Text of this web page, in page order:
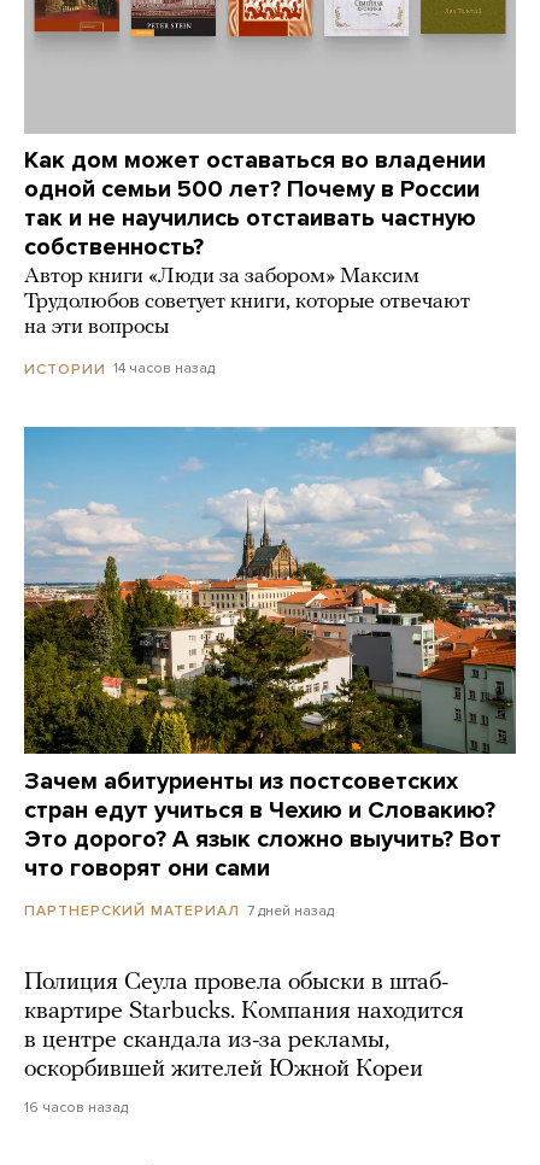
Как дом может оставаться во владении
одной семьи 500 лет? Почему в России
так и не научились отстаивать частную
собственность?
Автор книги «Люди за забором» Максим
Трудолюбов советует книги, которые отвечают
на эти вопросы
ИСТОРИИ 14 часов назад
Зачем абитуриенты из постсоветских
стран едут учиться в Чехию и Словакию?
Это дорого? А язык сложно выучить? Вот
что говорят они сами
ПАРТНЕРСКИЙ МАТЕРИАЛ 7 дней назад
Полиция Сеула провела обыски в штаб-
квартире Starbucks. Компания находится
в центре скандала из-за рекламы,
оскорбившей жителей Южной Кореи
16 часов назад